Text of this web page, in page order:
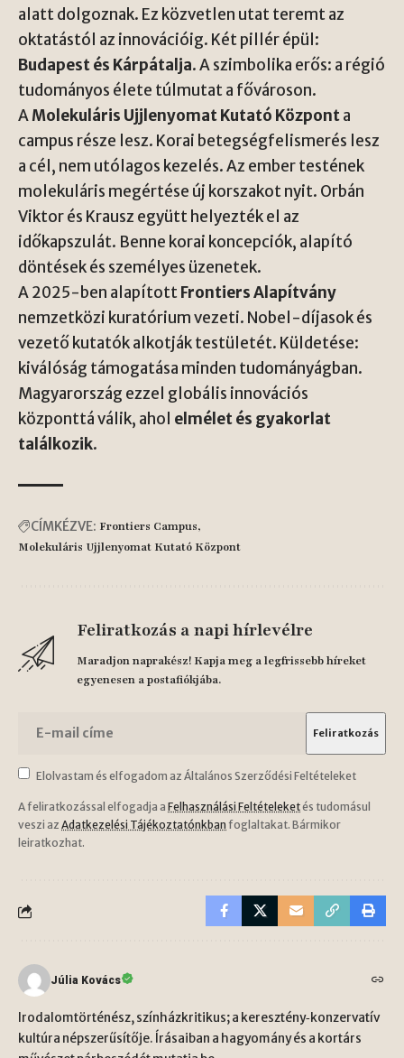
alatt dolgoznak. Ez közvetlen utat teremt az
oktatástól az innovációig. Két pillér épül:
Budapest és Kárpátalja. A szimbolika erős: a régió
tudományos élete túlmutat a fővároson.
AMolekuláris Ujjlenyomat Kutató Központa
campus része lesz. Korai betegségfelismerés lesz
a cél, nem utólagos kezelés. Az ember testének
molekuláris megértése új korszakot nyit. Orbán
Viktor és Krausz együtt helyezték el az
időkapszulát. Benne korai koncepciók, alapító
döntések és személyes üzenetek.
A 2025-ben alapítottFrontiers Alapítvány
nemzetközi kuratórium vezeti. Nobel-díjasok és
vezető kutatók alkotják testületét. Küldetése:
kiválóság támogatása minden tudományágban.
Magyarország ezzel globális innovációs
központtá válik, ahol elmélet és gyakorlat
találkozik.
CÍMKÉZVE: Frontiers Campus
Molekuláris Ujjlenyomat Kutató Központ
Feliratkozás a napi hírlevélre
Maradjon naprakész! Kapja meg a legfrissebb híreket
egyenesen a postafiókjába.
Elolvastam és elfogadom az Általános Szerződési Feltételeket
A feliratkozással elfogadja a Felhasználási Feltételeketés tudomásul
veszi az Adatkezelési Tájékoztatónkban foglaltakat. Bármikor
leiratkozhat.
Júlia Kovács
Irodalomtörténész, színházkritikus; a keresztény‑konzervatív
kultúra népszerűsítője. Írásaiban a hagyomány és a kortárs